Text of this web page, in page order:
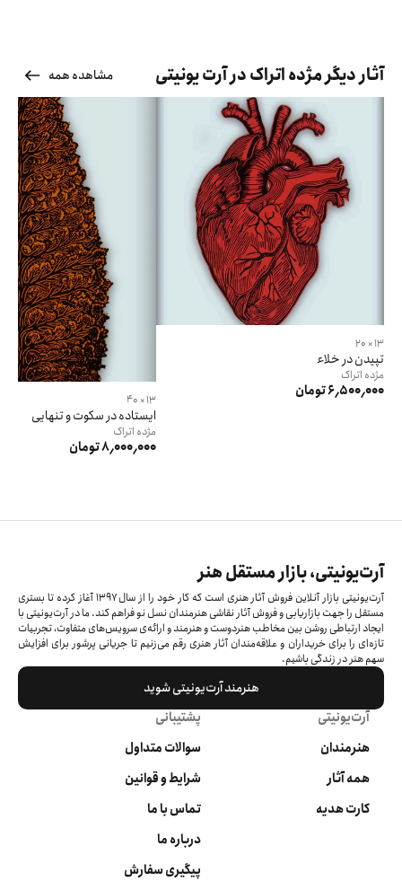
آثار دیگر مژده اتراک در آرت یونیتی مشاهده همه
13 × 20
تپیدن در خلاء
مژده اتراک
6٬500٬000 تومان 13 × 40
ایستاده در سکوت و تنهایی
مژده اتراک
8٬000٬000 تومان
آرت‌یونیتی، بازار مستقل هنر
آرت‌یونیتی بازار آنلاین فروش آثار هنری است که کار خود را از سال ۱۳۹۷ آغاز کرده‌ تا بستری
مستقل را جهت بازاریابی و فروش آثار نقاشی هنرمندان نسل نو فراهم کند. ما در آرت‌یونیتی با
ایجاد ارتباطی روشن بین مخاطب هنردوست و هنرمند و ارائه‌ی سرویس‌های متفاوت، تجربیات
تازه‌ای را برای خریداران و علاقه‌مندان آثار هنری رقم می‌زنیم تا جریانی پرشور برای افزایش
سهم هنر در زندگی باشیم.
هنرمند آرت‌یونیتی شوید
آرت‌یونیتی
هنرمندان
همه آثار
کارت هدیه
پشتیبانی
سوالات متداول
شرایط و قوانین
تماس با ما
درباره ما
پیگیری سفارش